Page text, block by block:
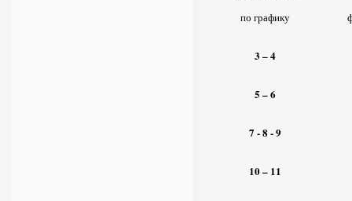
по графику
3 – 4
5 – 6
7 -8 - 9
10 – 11